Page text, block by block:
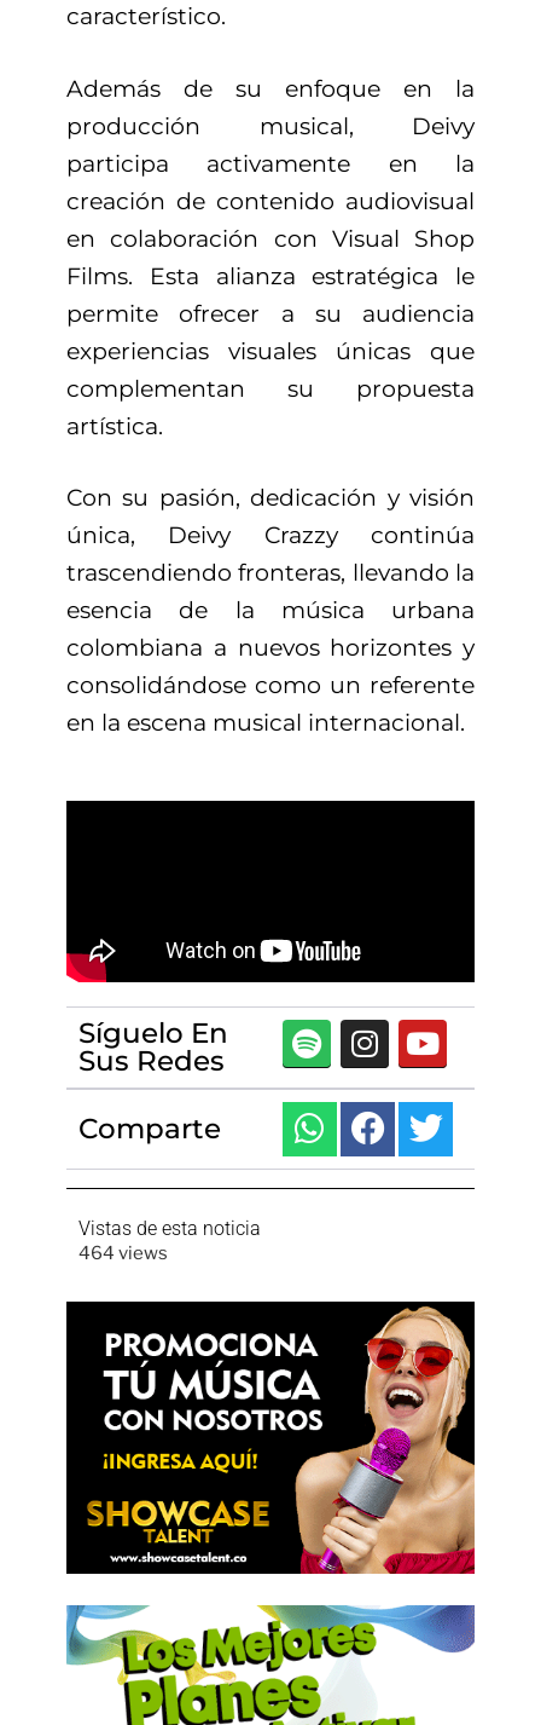
característico.
Además de su enfoque en la
producción musical, Deivy
participa activamente en la
creación de contenido audiovisual
en colaboración con Visual Shop
Films. Esta alianza estratégica le
permite ofrecer a su audiencia
experiencias visuales únicas que
complementan su propuesta
artística.
Con su pasión, dedicación y visión
única, Deivy Crazzy continúa
trascendiendo fronteras, llevando la
esencia de la música urbana
colombiana a nuevos horizontes y
consolidándose como un referente
en la escena musical internacional.
Síguelo En
Sus Redes
Comparte
Vistas de esta noticia
464 views